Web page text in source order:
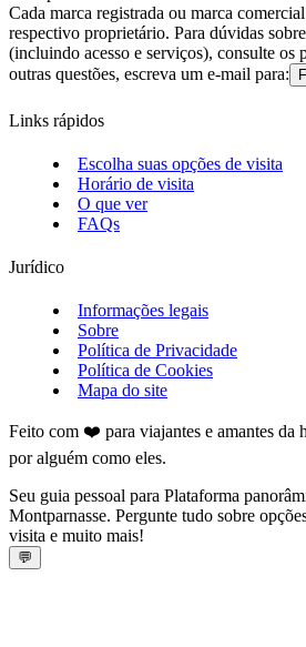
Cada marca registrada ou marca
respectivo proprietário. Para dúvidas
(incluindo acesso e serviços), consulte os
outras questões, escreva um e-mail para:
Links rápidos
Escolha suas opções de visita
Horário de visita
O que ver
FAQs
Jurídico
Informações legais
Sobre
Política de Privacidade
Política de Cookies
Mapa do site
Feito com ❤️ para viajantes e amantes da
por alguém como eles.
Seu guia pessoal para Plataforma
Montparnasse. Pergunte tudo sobre
visita e muito mais!
💬